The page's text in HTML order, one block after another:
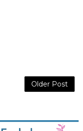
Older Post